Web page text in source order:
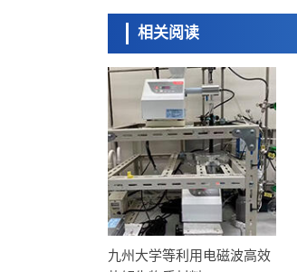
相关阅读
九州大学等利用电磁波高效